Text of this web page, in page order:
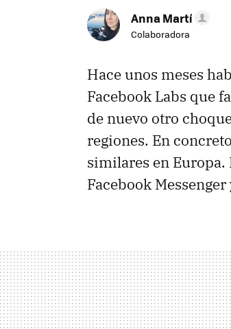
Anna Martí
Colaboradora
Hace unos meses
Facebook Labs que
de nuevo otro
regiones. En
similares en Europa.
Facebook